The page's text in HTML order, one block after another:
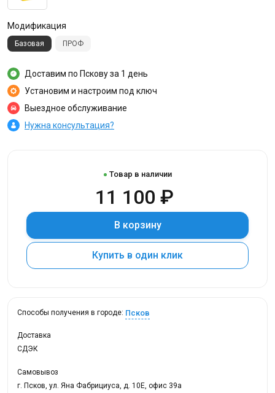
Модификация
Базовая ПРОФ
Доставим по Пскову за 1 день
Установим и настроим под ключ
Выездное обслуживание
Нужна консультация?
Товар в наличии
11 100 ₽
В корзину
Купить в один клик
Способы получения в городе: Псков
Доставка
СДЭК
Самовывоз
г. Псков, ул. Яна Фабрициуса, д. 10Е, офис 39а